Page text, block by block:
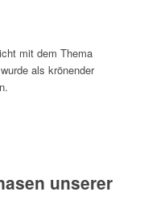
mit dem The­ma
als krö­nen­der
unse­rer